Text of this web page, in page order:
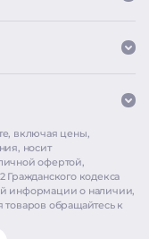
включая цены,
носит
офертой,
Гражданского кодекса
информации о наличии,
обращайтесь к